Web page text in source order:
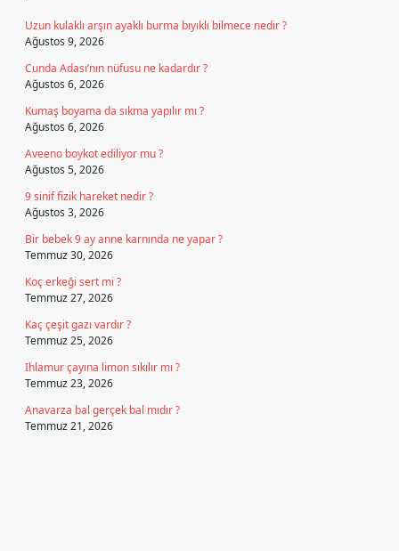
Uzun kulaklı arşın ayaklı burma bıyıklı bilmece nedir ?
Ağustos 9, 2026
Cunda Adası’nın nüfusu ne kadardır ?
Ağustos 6, 2026
Kumaş boyama da sıkma yapılır mı ?
Ağustos 6, 2026
Aveeno boykot ediliyor mu ?
Ağustos 5, 2026
9 sinif fizik hareket nedir ?
Ağustos 3, 2026
Bir bebek 9 ay anne karnında ne yapar ?
Temmuz 30, 2026
Koç erkeği sert mi ?
Temmuz 27, 2026
Kaç çeşit gazı vardır ?
Temmuz 25, 2026
Ihlamur çayına limon sıkılır mı ?
Temmuz 23, 2026
Anavarza bal gerçek bal mıdır ?
Temmuz 21, 2026